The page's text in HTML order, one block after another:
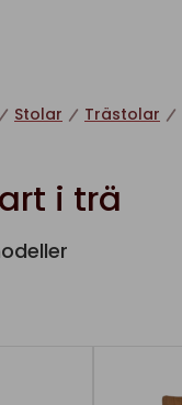
Stolar Trästolar
i trä